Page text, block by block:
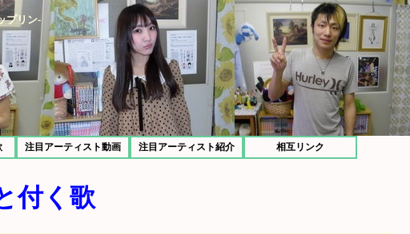
プリン-
注目アーティスト動画 注目アーティスト紹介 相互リンク
付く歌